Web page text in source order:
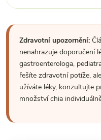
Zdravotní upozornění:
nenahrazuje doporučení
gastroenterologa,
řešíte zdravotní potíže,
užíváte léky, konzultujte
množství chia